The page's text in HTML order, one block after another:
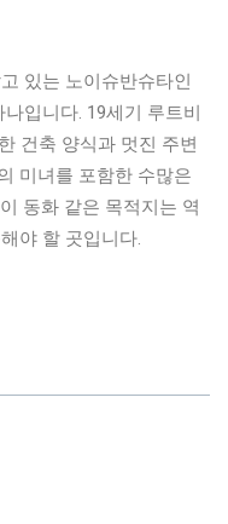
있는 노이슈반슈타인
입니다. 19세기 루트비
건축 양식과 멋진 주변
미녀를 포함한 수많은
동화 같은 목적지는 역
야 할 곳입니다.